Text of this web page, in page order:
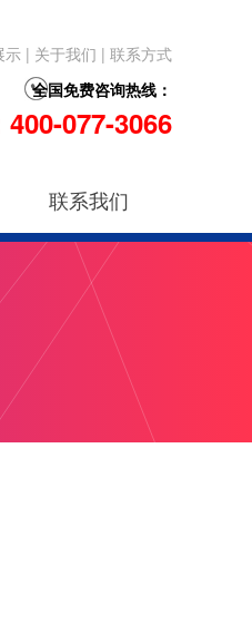
示 | 关于我们 | 联系方式
全国免费咨询热线：
400-077-3066
联系我们